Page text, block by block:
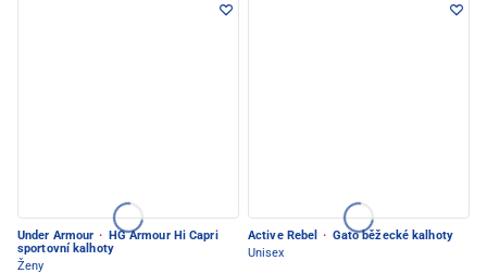
Under Armour ·
HG Armour Hi Capri
sportovní kalhoty
Ženy
Active Rebel · Gato běžecké kalhoty
Unisex